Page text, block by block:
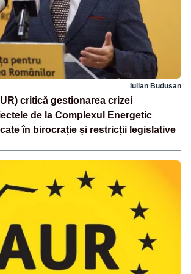
Iulian Budusan
critică gestionarea crizei
de la Complexul Energetic
în birocrație și restricții legislative